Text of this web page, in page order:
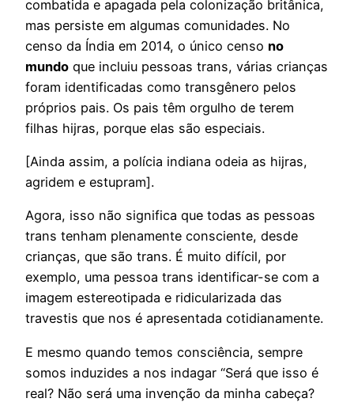
combatida e apagada pela colonização britânica,
mas persiste em algumas comunidades. No
censo da Índia em 2014, o único censo no
mundo que incluiu pessoas trans, várias crianças
foram identificadas como transgênero pelos
próprios pais. Os pais têm orgulho de terem
filhas hijras, porque elas são especiais.
[Ainda assim, a polícia indiana odeia as hijras,
agridem e estupram].
Agora, isso não significa que todas as pessoas
trans tenham plenamente consciente, desde
crianças, que são trans. É muito difícil, por
exemplo, uma pessoa trans identificar-se com a
imagem estereotipada e ridicularizada das
travestis que nos é apresentada cotidianamente.
E mesmo quando temos consciência, sempre
somos induzides a nos indagar “Será que isso é
real? Não será uma invenção da minha cabeça?